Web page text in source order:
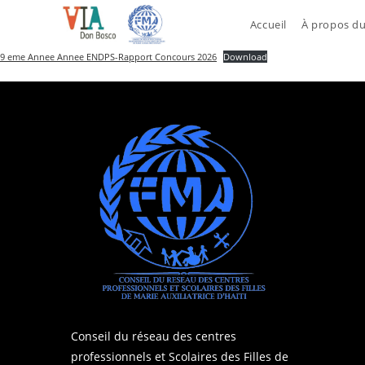
content
Accueil À propos
9 eme Annee Annee ENDPS-Rapport Concours 2026 Download
Conseil du réseau des centres
professionnels et Scolaires des Filles de